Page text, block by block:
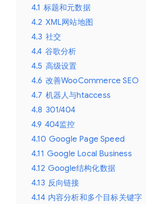
4.1 标题和元数据
4.2 XML网站地图
4.3 社交
4.4 谷歌分析
4.5 高级设置
4.6 改善WooCommerce SEO
4.7 机器人与htaccess
4.8 301/404
4.9 404监控
4.10 Google Page Speed
4.11 Google Local Business
4.12 Google结构化数据
4.13 反向链接
4.14 内容分析和多个目标关键字